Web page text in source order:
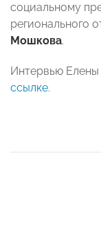
социальному
регионального
Мошкова.
Интервью
ссылке.